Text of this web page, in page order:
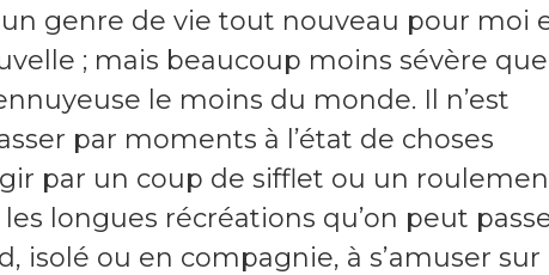
genre de vie tout nouveau pour moi
; mais beaucoup moins sévère
le moins du monde. Il n’est
par moments à l’état de choses
par un coup de sifflet ou un
longues récréations qu’on peut
isolé ou en compagnie, à s’amuser sur